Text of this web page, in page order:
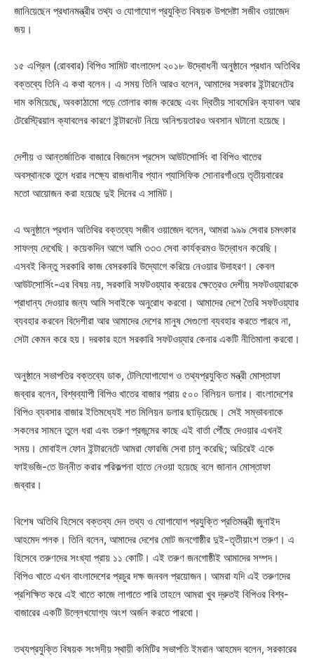
জানিয়েছেন প্রধানমন্ত্রীর তথ্য ও যোগাযোগ প্রযুক্তি বিষয়ক উপদেষ্টা সজীব ওয়াজেদ
জয়।
১৫ এপ্রিল (রোববার) বিপিও সামিট বাংলাদেশ ২০১৮ উদ্বোধনী অনুষ্ঠানে প্রধান অতিথির
বক্তব্যে তিনি এ কথা বলেন। এ সময় তিনি আরও বলেন, আমাদের সরকার ইন্টারনেটের
দাম কমিয়েছে, অবকাঠামো গড়ে তোলার কাজ করেছে এবং দ্বিতীয় সাবমেরিন ক্যাবল আর
টেরেস্ট্রিয়াল ক্যাবলের কারণে ইন্টারনেট নিয়ে অনিশ্চয়তারও অবসান ঘটানো হয়েছে।
দেশীয় ও আন্তর্জাতিক বাজারে বিজনেস প্রসেস আউটসোর্সিং বা বিপিও খাতের
অবস্থানকে তুলে ধরার লক্ষ্যে রাজধানীর প্যান প্যাসিফিক সোনারগাঁওয়ে তৃতীয়বারের
মতো আয়োজন করা হয়েছে দুই দিনের এ সামিট।
এ অনুষ্ঠানে প্রধান অতিথির বক্তব্যে সজীব ওয়াজেদ বলেন, আমরা ৯৯৯ সেবার চমৎকার
সাফল্য দেখেছি। কয়েকদিন আগে আমি ৩৩৩ সেবা কার্যক্রমও উদ্বোধন করেছি।
এসবই কিন্তু সরকারি কাজ বেসরকারি উদ্যোগে করিয়ে নেওয়ার উদাহরণ। কেবল
আউটসোর্সিং-এর বিষয় নয়, সরকারি সফটওয়্যার ক্রয়ের ক্ষেত্রেও দেশীয় সফটওয়্যারকে
প্রাধান্য দেওয়ার জন্য আমি সবাইকে অনুরোধ করবো। আমাদের দেশে তৈরি সফটওয়্যার
ব্যবহার করবেন বিদেশীরা আর আমাদের দেশের মানুষ সেগুলো ব্যবহার করতে পারবে না,
সেটা কেমন করে হয়। দরকার হলে সরকারি সফটওয়্যার কেনার একটি নীতিমালা করবো।
অনুষ্ঠানে সভাপতির বক্তব্যে ডাক, টেলিযোগাযোগ ও তথ্যপ্রযুক্তি মন্ত্রী মোস্তাফা
জব্বার বলেন, বিশ্বব্যাপী বিপিও খাতের বাজার প্রায় ৫০০ বিলিয়ন ডলার। বাংলাদেশের
বিপিও ব্যবসার বাজার ইতিমধ্যেই শত মিলিয়ন ডলার ছাড়িয়েছে। সেই সম্ভাবনাকে
সকলের সামনে তুলে ধরা এবং তরুণ প্রজন্মের কাছে এই বার্তা পৌঁছে দেওয়ার এখনই
সময়। মোবাইল ফোন ইন্টারনেটে আমরা ফোরজি সেবা চালু করেছি; অচিরেই একে
ফাইভজি-তে উন্নীত করার পরিকল্পনা হাতে নেওয়া হয়েছে বলে জানান মোস্তাফা
জব্বার।
বিশেষ অতিথি হিসেবে বক্তব্য দেন তথ্য ও যোগাযোগ প্রযুক্তি প্রতিমন্ত্রী জুনাইদ
আহমেদ পলক। তিনি বলেন, আমাদের দেশের মোট জনগোষ্ঠীর দুই-তৃতীয়াংশ তরুণ। এ
হিসেবে তরুণদের সংখ্যা প্রায় ১১ কোটি। এই তরুণ জনগোষ্ঠীই আমাদের সম্পদ।
বিপিও খাতে এখন বাংলাদেশের প্রচুর দক্ষ জনবল প্রয়োজন। আমরা যদি এই তরুণদের
প্রশিক্ষিত করে এই খাতে কাজে লাগাতে পারি তাহলে আমরা খুব দ্রুতই বিপিওর বিশ্ব-
বাজারের একটি উল্লেখযোগ্য অংশ অর্জন করতে পারবো।
তথ্যপ্রযুক্তি বিষয়ক সংসদীয় স্থায়ী কমিটির সভাপতি ইমরান আহমেদ বলেন, সরকারের